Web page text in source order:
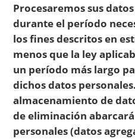
Procesaremos sus
durante el período
los fines descritos en
menos que la ley
un período más largo
dichos datos
almacenamiento de
de eliminación
personales (datos